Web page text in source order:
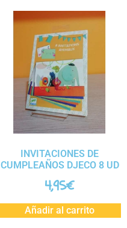
INVITACIONES DE
CUMPLEAÑOS DJECO 8 UD
4,95€
Añadir al carrito